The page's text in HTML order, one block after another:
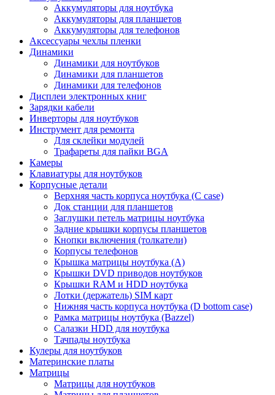
Аккумуляторы для ноутбука
Аккумуляторы для планшетов
Аккумуляторы для телефонов
Аксессуары чехлы пленки
Динамики
Динамики для ноутбуков
Динамики для планшетов
Динамики для телефонов
Дисплеи электронных книг
Зарядки кабели
Инверторы для ноутбуков
Инструмент для ремонта
Для склейки модулей
Трафареты для пайки BGA
Камеры
Клавиатуры для ноутбуков
Корпусные детали
Верхняя часть корпуса ноутбука (С case)
Док станции для планшетов
Заглушки петель матрицы ноутбука
Задние крышки корпусы планшетов
Кнопки включения (толкатели)
Корпусы телефонов
Крышка матрицы ноутбука (A)
Крышки DVD приводов ноутбуков
Крышки RAM и HDD ноутбука
Лотки (держатель) SIM карт
Нижняя часть корпуса ноутбука (D bottom case)
Рамка матрицы ноутбука (Bazzel)
Салазки HDD для ноутбука
Тачпады ноутбука
Кулеры для ноутбуков
Материнские платы
Матрицы
Матрицы для ноутбуков